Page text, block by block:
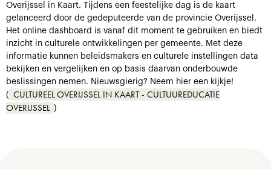
Overijssel in Kaart. Tijdens een feestelijke dag is de kaart
gelanceerd door de gedeputeerde van de provincie Overijssel.
Het online dashboard is vanaf dit moment te gebruiken en biedt
inzicht in culturele ontwikkelingen per gemeente. Met deze
informatie kunnen beleidsmakers en culturele instellingen data
bekijken en vergelijken en op basis daarvan onderbouwde
beslissingen nemen. Nieuwsgierig? Neem hier een kijkje!
( CULTUREEL OVERIJSSEL IN KAART - CULTUUREDUCATIE
OVERIJSSEL )